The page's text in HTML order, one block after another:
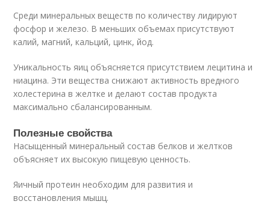
Среди минеральных веществ по количеству лидируют
фосфор и железо. В меньших объемах присутствуют
калий, магний, кальций, цинк, йод.
Уникальность яиц объясняется присутствием лецитина и
ниацина. Эти вещества снижают активность вредного
холестерина в желтке и делают состав продукта
максимально сбалансированным.
Полезные свойства
Насыщенный минеральный состав белков и желтков
объясняет их высокую пищевую ценность.
Яичный протеин необходим для развития и
восстановления мышц.